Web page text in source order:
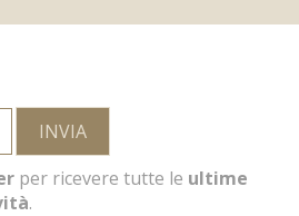
INVIA
per ricevere tutte le ultime
.